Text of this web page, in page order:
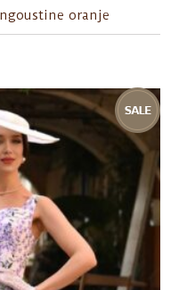
oranje